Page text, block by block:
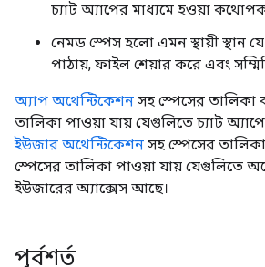
চ্যাট অ্যাপের মাধ্যমে হওয়া
নেমড স্পেস হলো এমন স্থায়ী স্থান
পাঠায়, ফাইল শেয়ার করে এবং
অ্যাপ অথেন্টিকেশন সহ স্পেসের তালিকা
তালিকা পাওয়া যায় যেগুলিতে চ্যাট
ইউজার অথেন্টিকেশন সহ স্পেসের
স্পেসের তালিকা পাওয়া যায় যেগুলিতে
ইউজারের অ্যাক্সেস আছে।
পূর্বশর্ত